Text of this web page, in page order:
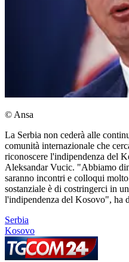
© Ansa
La Serbia non cederà alle
comunità internazionale che
riconoscere l'indipendenza del
Aleksandar Vucic. "Abbiamo
saranno incontri e colloqui
sostanziale è di costringerci in
l'indipendenza del Kosovo", ha
Serbia
Kosovo